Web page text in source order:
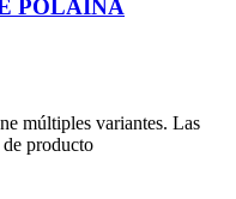
POLAINA
múltiples variantes. Las
producto